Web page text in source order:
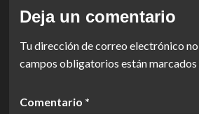
Deja un comentario
Tu dirección de correo electrónico
campos obligatorios están marcados
Comentario *